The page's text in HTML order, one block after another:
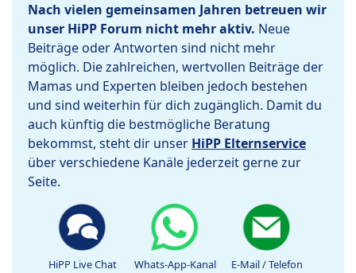
Nach vielen gemeinsamen Jahren betreuen wir
unser HiPP Forum nicht mehr aktiv. Neue
Beiträge oder Antworten sind nicht mehr
möglich. Die zahlreichen, wertvollen Beiträge der
Mamas und Experten bleiben jedoch bestehen
und sind weiterhin für dich zugänglich. Damit du
auch künftig die bestmögliche Beratung
bekommst, steht dir unser HiPP Elternservice
über verschiedene Kanäle jederzeit gerne zur
Seite.
HiPP Live Chat Whats-App-Kanal E-Mail / Telefon